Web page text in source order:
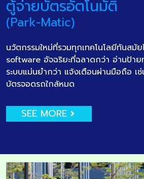
ตู้จ่ายบัตรอัตโนมัติ
(Park-Matic)
นวัตกรรมใหม่ที่รวมทุกเทคโนโลยีทันสมั
software อัจฉริยะที่ฉลาดกว่า อ่านป้าย
ระบบแม่นยำกว่า แจ้งเตือนผ่านมือถือ เ
บัตรจอดรถใกล้หมด
SEE MORE